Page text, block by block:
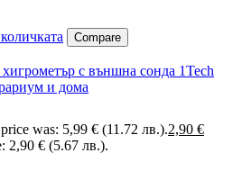
Compare
с външна сонда 1Tech
и дома
was: 5,99 € (11.72 лв.).2,90 €
2,90 € (5.67 лв.).